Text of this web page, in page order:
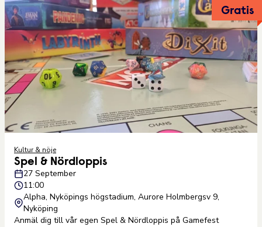
Gratis
Kultur & nöje
Spel & Nördloppis
27 September
11:00
Alpha, Nyköpings högstadium, Aurore Holmbergsv 9,
Nyköping
Anmäl dig till vår egen Spel & Nördloppis på Gamefest